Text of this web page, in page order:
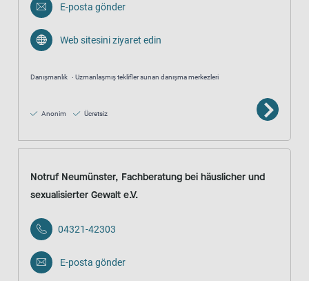
E-posta gönder
Web sitesini ziyaret edin
Danışmanlık Uzmanlaşmış teklifler sunan danışma merkezleri
Anonim Ücretsiz
Notruf Neumünster, Fachberatung bei häuslicher und
sexualisierter Gewalt e.V.
04321-42303
E-posta gönder